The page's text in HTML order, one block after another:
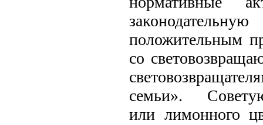
положительным
со
семьи».
или лимонного